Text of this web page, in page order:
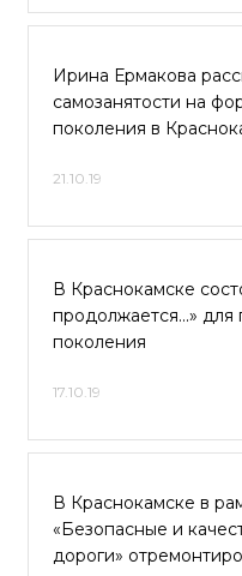
Ирина Ермакова
самозанятости на
поколения в
21.10.19
В Краснокамске
продолжается...»
поколения
17.10.19
В Краснокамске в
«Безопасные и
дороги»